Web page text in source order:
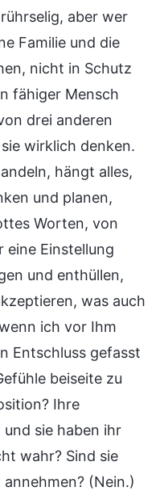
aber wer
Familie und die
nicht in Schutz
fähiger Mensch
drei anderen
wirklich denken.
hängt alles,
und planen,
Worten, von
eine Einstellung
und enthüllen,
was auch
ich vor Ihm
Entschluss gefasst
beiseite zu
Ihre
sie haben ihr
wahr? Sind sie
(Nein.)